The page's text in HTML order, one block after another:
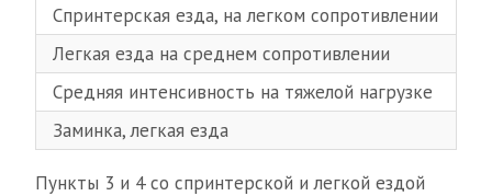
Спринтерская езда, на легком сопротивлении
Легкая езда на среднем сопротивлении
Средняя интенсивность на тяжелой нагрузке
Заминка, легкая езда
Пункты 3 и 4 со спринтерской и легкой ездой